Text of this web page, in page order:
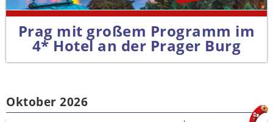
Prag mit großem Programm im
4* Hotel an der Prager Burg
Oktober 2026